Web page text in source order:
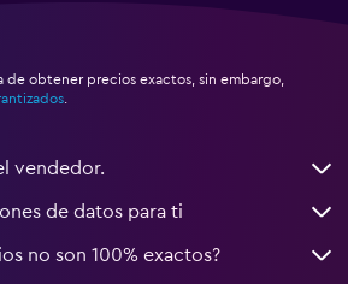
de obtener precios exactos, sin embargo,
vendedor.
de datos para ti
no son 100% exactos?